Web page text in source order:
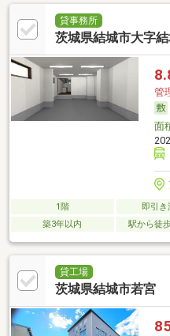
貸事務所
茨城県結城市大字
管
面
1階 即引き
築3年以内
駅から徒
貸工場
茨城県結城市若宮